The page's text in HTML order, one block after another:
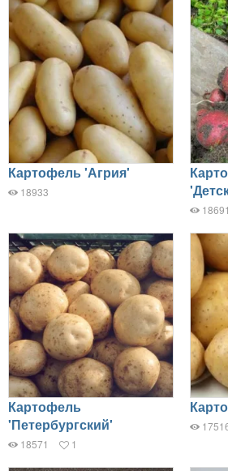
Картофель 'Агрия'
18933
18691
Картофель
'Петербургский'
18571 1